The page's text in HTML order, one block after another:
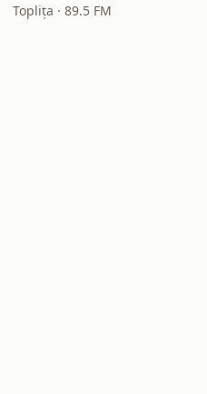
Toplița · 89.5 FM